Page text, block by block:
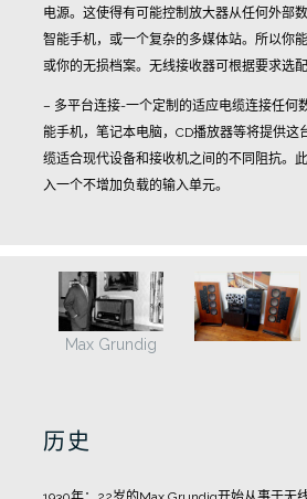
电源。这使得有可能控制放大器从任何外部
智能手机，或一个复杂的多媒体站。所以你
或你的无损档案。无线接收器可根据要求选配
– 多平台连接-一个定制的适应电缆连接任何
能手机，笔记本电脑，CD播放器等将提供这
缆适合现代设备和接收机之间的不同阻抗。
入一个不增加负载的输入单元。
Max Grundig
历史